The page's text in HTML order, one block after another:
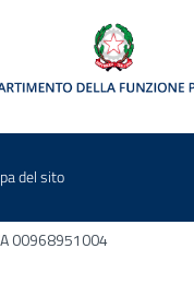
- Apre in una nuova
del sitoSito interno - Apre
00968951004